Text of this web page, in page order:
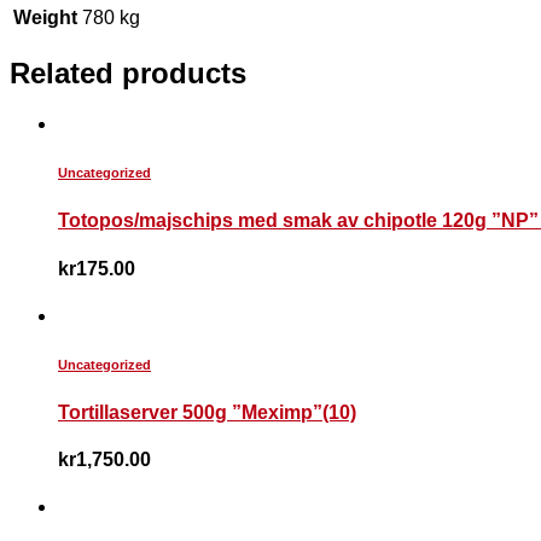
Weight 780 kg
Related products
Uncategorized
Totopos/majschips med smak av chipotle 120g ”NP”
kr175.00
Uncategorized
Tortillaserver 500g ”Meximp”(10)
kr1,750.00